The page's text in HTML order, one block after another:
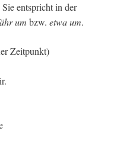
entspricht in der
um bzw. etwa um.
Zeitpunkt)